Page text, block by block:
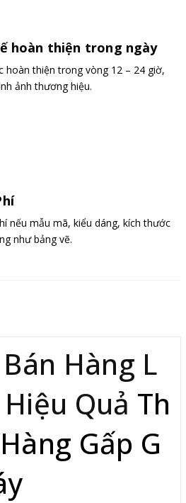
hoàn thiện trong ngày
hoàn thiện trong vòng 12 – 24 giờ,
ảnh thương hiệu.
nếu mẫu mã, kiểu dáng, kích thước
như bảng vẽ.
Hàng L
Quả Th
Gấp G